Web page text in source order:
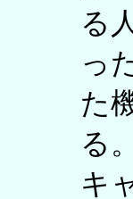
る
っ
た
る
キ